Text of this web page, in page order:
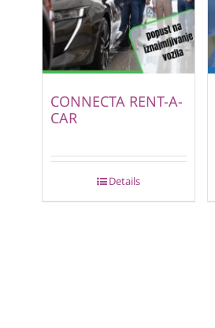
CONNECTA RENT-A-
CAR
Details